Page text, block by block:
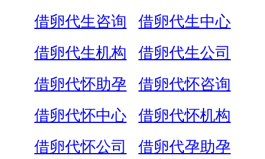
借卵代生咨询
借卵代生中心
借卵代生机构
借卵代生公司
借卵代怀助孕
借卵代怀咨询
借卵代怀中心
借卵代怀机构
借卵代怀公司
借卵代孕助孕